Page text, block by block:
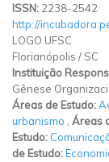
ISSN: 2238-2542
http://
LOGO UFSC
Florianópolis / SC
Instituição
Gênese
Áreas de Estudo:
urbanismo
Áreas
Estudo:
de Estudo: